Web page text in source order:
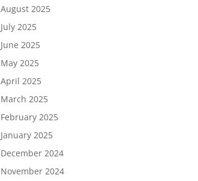
August 2025
July 2025
June 2025
May 2025
April 2025
March 2025
February 2025
January 2025
December 2024
November 2024